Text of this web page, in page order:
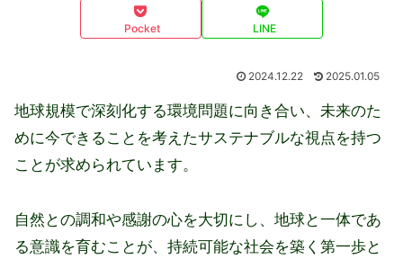
Pocket LINE
2024.12.22 2025.01.05
地球規模で深刻化する環境問題に向き合い、未来のた
めに今できることを考えたサステナブルな視点を持つ
ことが求められています。
自然との調和や感謝の心を大切にし、地球と一体であ
る意識を育むことが、持続可能な社会を築く第一歩と